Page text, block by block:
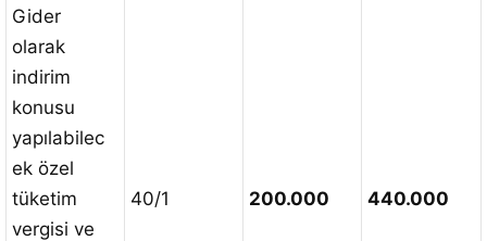
Gider
olarak
indirim
konusu
yapılabilec
ek özel
tüketim
vergisi ve
40/1 200.000 440.000